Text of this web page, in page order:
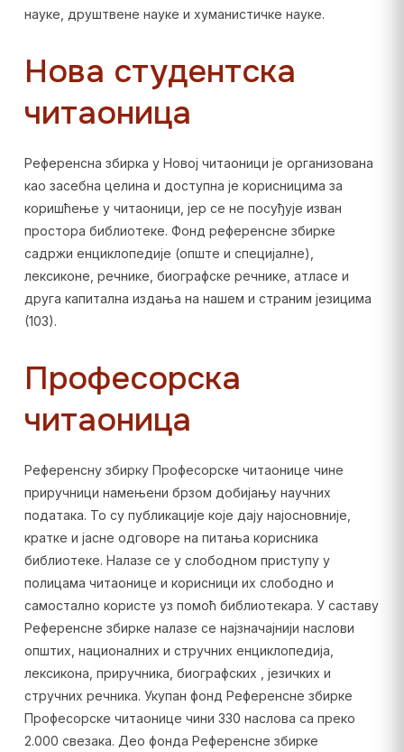
науке, друштвене науке и хуманистичке науке.
Нова студентска
читаоница
Референсна збирка у Новој читаоници је организована
као засебна целина и доступна је корисницима за
коришћење у читаоници, јер се не посуђује изван
простора библиотеке. Фонд референсне збирке
садржи енциклопедије (опште и специјалне),
лексиконе, речнике, биографске речнике, атласе и
друга капитална издања на нашем и страним језицима
(103).
Професорска
читаоница
Референсну збирку Професорске читаонице чине
приручници намењени брзом добијању научних
података. То су публикације које дају најосновније,
кратке и јасне одговоре на питања корисника
библиотеке. Налазе се у слободном приступу у
полицама читаонице и корисници их слободно и
самостално користе уз помоћ библиотекара. У саставу
Референсне збирке налазе се најзначајнији наслови
општих, националних и стручних енциклопедија,
лексикона, приручника, биографских , језичких и
стручних речника. Укупан фонд Референсне збирке
Професорске читаонице чини 330 наслова са преко
2.000 свезака. Део фонда Референсне збирке